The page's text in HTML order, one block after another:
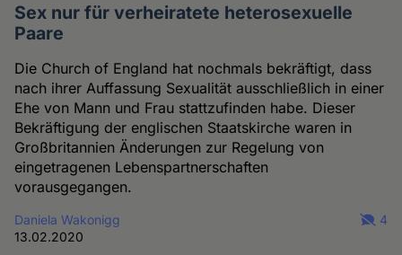
Sex nur für verheiratete heterosexuelle
Paare
Die Church of England hat nochmals bekräftigt, dass
nach ihrer Auffassung Sexualität ausschließlich in einer
Ehe von Mann und Frau stattzufinden habe. Dieser
Bekräftigung der englischen Staatskirche waren in
Großbritannien Änderungen zur Regelung von
eingetragenen Lebenspartnerschaften
vorausgegangen.
Daniela Wakonigg
13.02.2020
4